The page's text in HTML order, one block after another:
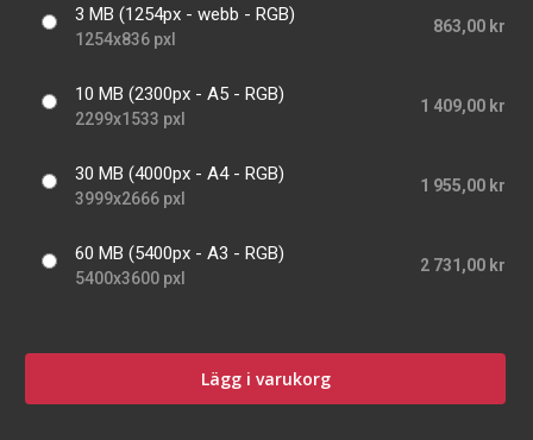
3 MB (1254px - webb - RGB)
1254x836 pxl
863,00 kr
10 MB (2300px - A5 - RGB)
2299x1533 pxl
1 409,00 kr
30 MB (4000px - A4 - RGB)
3999x2666 pxl
1 955,00 kr
60 MB (5400px - A3 - RGB)
5400x3600 pxl
2 731,00 kr
Lägg i varukorg